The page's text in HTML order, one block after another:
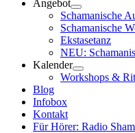
Angebot
Schamanische
Schamanische
Ekstasetanz
NEU:
Kalender
Workshops &
Blog
Infobox
Kontakt
Für Hörer: Radio